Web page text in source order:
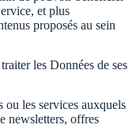
et plus
proposés au sein
les Données de ses
les services auxquels
newsletters, offres